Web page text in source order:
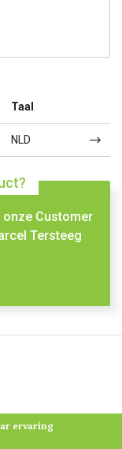
Taal
NLD
Customer
Tersteeg
ervaring